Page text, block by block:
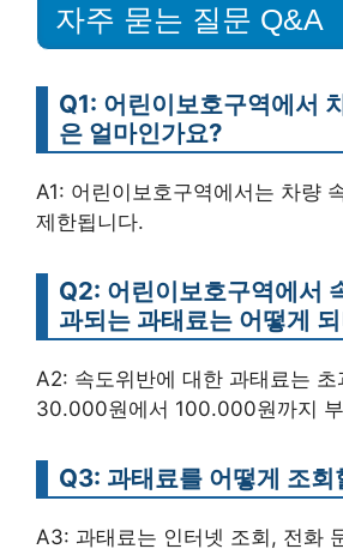
자주 묻는 질문 Q&A
Q1: 어린이보호구역에서
은 얼마인가요?
A1: 어린이보호구역에서는 차량
제한됩니다.
Q2: 어린이보호구역에서
과되는 과태료는 어떻게
A2: 속도위반에 대한 과태료는
30.000원에서 100.000원까지
Q3: 과태료를 어떻게 조회
A3: 과태료는 인터넷 조회, 전화